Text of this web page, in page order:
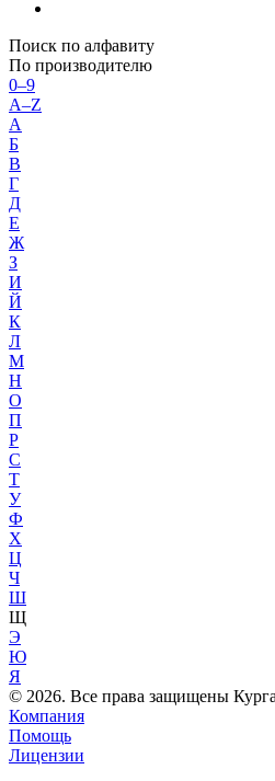
Поиск по алфавиту
По производителю
0–9
A–Z
А
Б
В
Г
Д
Е
Ж
З
И
Й
К
Л
М
Н
О
П
Р
С
Т
У
Ф
Х
Ц
Ч
Ш
Щ
Э
Ю
Я
© 2026. Все права защищены
Компания
Помощь
Лицензии